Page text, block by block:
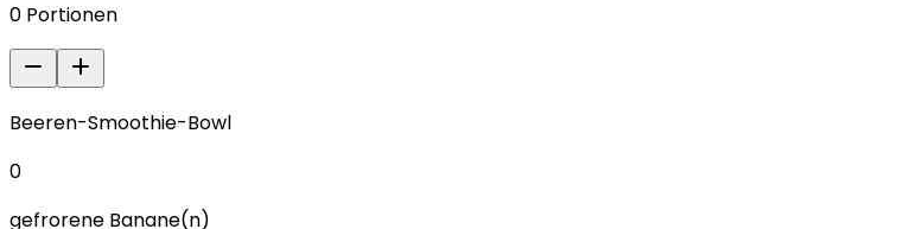
0 Portionen
Beeren-Smoothie-Bowl
0
gefrorene Banane(n)